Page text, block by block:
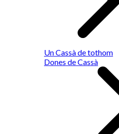
Un Cassà de tothom
Dones de Cassà